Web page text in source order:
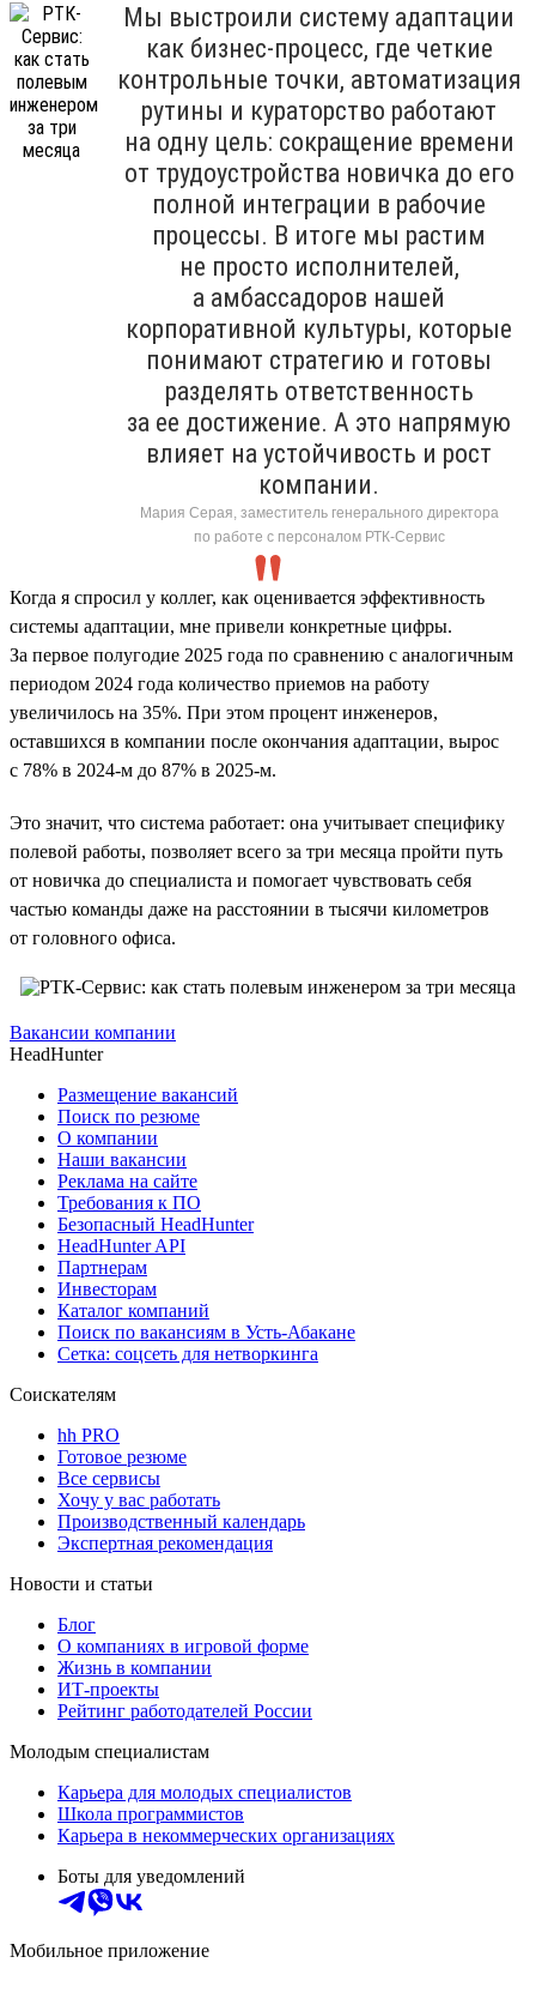
Мы выстроили систему адаптации
как бизнес-процесс, где четкие
контрольные точки, автоматизация
рутины и кураторство работают
на одну цель: сокращение времени
от трудоустройства новичка до его
полной интеграции в рабочие
процессы. В итоге мы растим
не просто исполнителей,
а амбассадоров нашей
корпоративной культуры, которые
понимают стратегию и готовы
разделять ответственность
за ее достижение. А это напрямую
влияет на устойчивость и рост
компании.
Мария Серая, заместитель генерального директора
по работе с персоналом РТК-Сервис
Когда я спросил у коллег, как оценивается эффективность
системы адаптации, мне привели конкретные цифры.
За первое полугодие 2025 года по сравнению с аналогичным
периодом 2024 года количество приемов на работу
увеличилось на 35%. При этом процент инженеров,
оставшихся в компании после окончания адаптации, вырос
с 78% в 2024-м до 87% в 2025-м.
Это значит, что система работает: она учитывает специфику
полевой работы, позволяет всего за три месяца пройти путь
от новичка до специалиста и помогает чувствовать себя
частью команды даже на расстоянии в тысячи километров
от головного офиса.
Вакансии компании
HeadHunter
Размещение вакансий
Поиск по резюме
О компании
Наши вакансии
Реклама на сайте
Требования к ПО
Безопасный HeadHunter
HeadHunter API
Партнерам
Инвесторам
Каталог компаний
Поиск по вакансиям в Усть-Абакане
Сетка: соцсеть для нетворкинга
Соискателям
hh PRO
Готовое резюме
Все сервисы
Хочу у вас работать
Производственный календарь
Экспертная рекомендация
Новости и статьи
Блог
О компаниях в игровой форме
Жизнь в компании
ИТ-проекты
Рейтинг работодателей России
Молодым специалистам
Карьера для молодых специалистов
Школа программистов
Карьера в некоммерческих организациях
Боты для уведомлений
Мобильное приложение